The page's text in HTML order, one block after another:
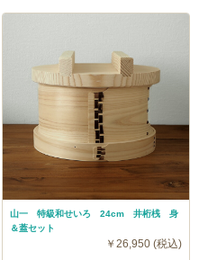
山一 特級和せいろ 24cm 井桁桟 身
＆蓋セット
￥26,950 (税込)